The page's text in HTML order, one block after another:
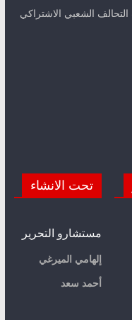
الشعبي الاشتراكي
تحت الانشاء
مستشارو التحرير
إلهامي الميرغي
أحمد سعد